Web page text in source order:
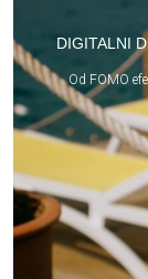
DIGITALNI
Od FOMO